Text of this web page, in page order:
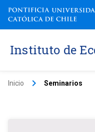
Instituto de
Inicio keyboard_arrow_right Seminarios